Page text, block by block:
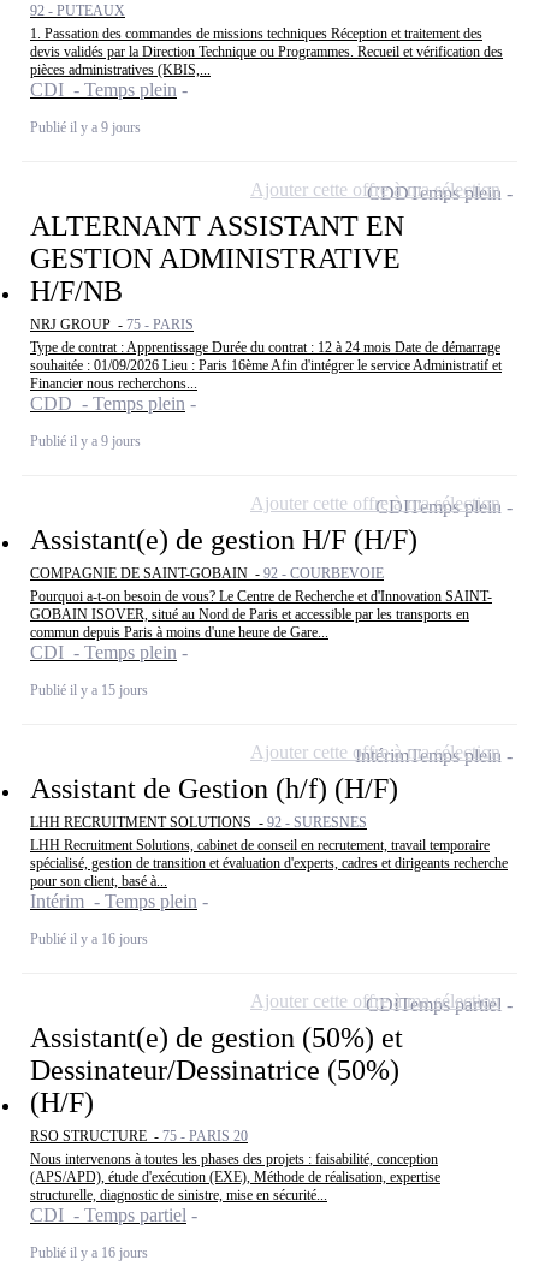
92 - PUTEAUX
1. Passation des commandes de missions techniques Réception et traitement des
devis validés par la Direction Technique ou Programmes. Recueil et vérification des
pièces administratives (KBIS,...
CDI - Temps plein
Publié il y a 9 jours
ALTERNANT ASSISTANT EN
GESTION ADMINISTRATIVE
H/F/NB
NRJ GROUP - 75 - PARIS
Type de contrat : Apprentissage Durée du contrat : 12 à 24 mois Date de démarrage
souhaitée : 01/09/2026 Lieu : Paris 16ème Afin d'intégrer le service Administratif et
Financier nous recherchons...
CDD - Temps plein
Publié il y a 9 jours
CDDTemps plein
Ajouter cette offre à ma sélection
Assistant(e) de gestion H/F (H/F)
COMPAGNIE DE SAINT-GOBAIN - 92 - COURBEVOIE
Pourquoi a-t-on besoin de vous? Le Centre de Recherche et d'Innovation SAINT-
GOBAIN ISOVER, situé au Nord de Paris et accessible par les transports en
commun depuis Paris à moins d'une heure de Gare...
CDI - Temps plein
Publié il y a 15 jours
CDITemps plein
Ajouter cette offre à ma sélection
Assistant de Gestion (h/f) (H/F)
LHH RECRUITMENT SOLUTIONS - 92 - SURESNES
LHH Recruitment Solutions, cabinet de conseil en recrutement, travail temporaire
spécialisé, gestion de transition et évaluation d'experts, cadres et dirigeants recherche
pour son client, basé à...
Intérim - Temps plein
Publié il y a 16 jours
IntérimTemps plein
Ajouter cette offre à ma sélection
Assistant(e) de gestion (50%) et
Dessinateur/Dessinatrice (50%)
(H/F)
RSO STRUCTURE - 75 - PARIS 20
Nous intervenons à toutes les phases des projets : faisabilité, conception
(APS/APD), étude d'exécution (EXE), Méthode de réalisation, expertise
structurelle, diagnostic de sinistre, mise en sécurité...
CDI - Temps partiel
Publié il y a 16 jours
CDITemps partiel
Ajouter cette offre à ma sélection